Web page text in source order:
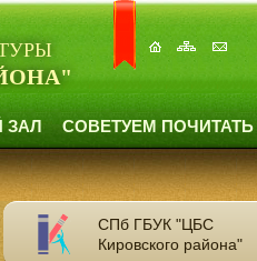
ЗАЛ СОВЕТУЕМ ПОЧИТАТЬ
СПб ГБУК "ЦБС
Кировского района"